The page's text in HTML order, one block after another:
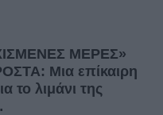
ΜΕΡΕΣ»
Μια επίκαιρη
το λιμάνι της